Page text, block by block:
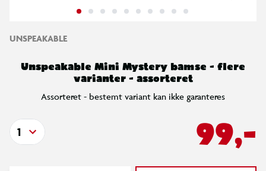
UNSPEAKABLE
Unspeakable Mini Mystery bamse - flere
varianter - assorteret
Assorteret - bestemt variant kan ikke garanteres
99,-
1